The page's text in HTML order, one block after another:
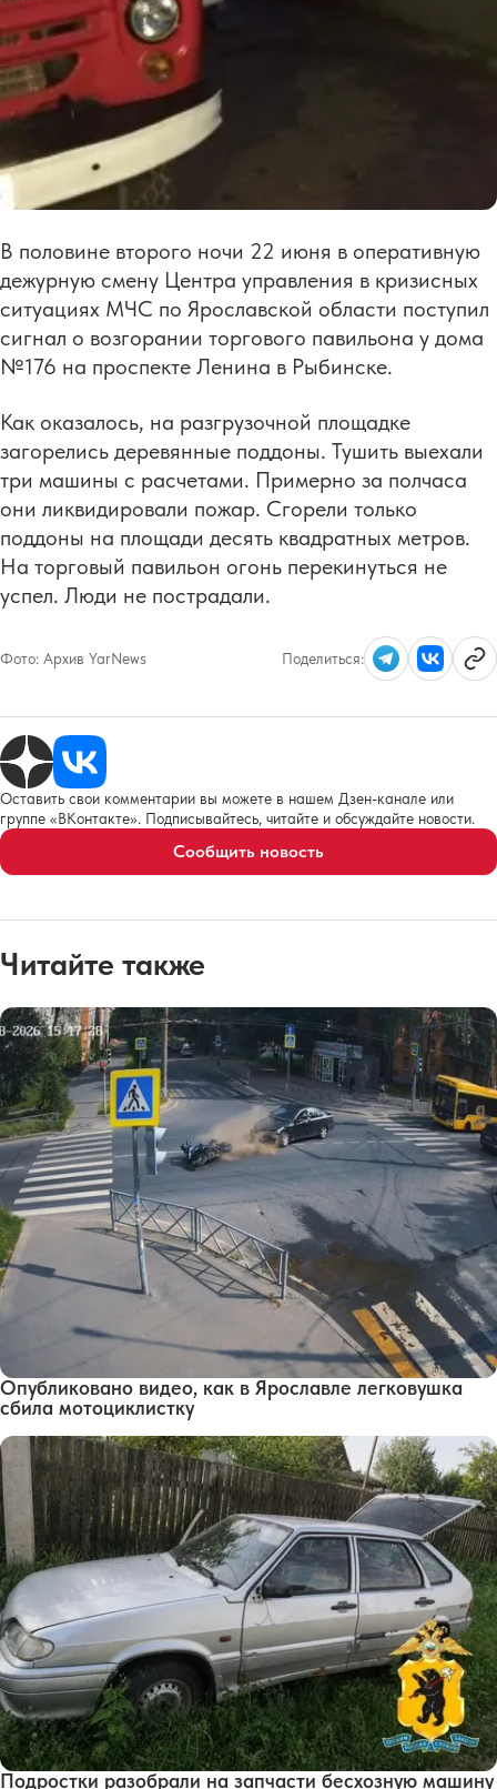
В половине второго ночи 22 июня в оперативную
дежурную смену Центра управления в кризисных
ситуациях МЧС по Ярославской области поступил
сигнал о возгорании торгового павильона у дома
№176 на проспекте Ленина в Рыбинске.
Как оказалось, на разгрузочной площадке
загорелись деревянные поддоны. Тушить выехали
три машины с расчетами. Примерно за полчаса
они ликвидировали пожар. Сгорели только
поддоны на площади десять квадратных метров.
На торговый павильон огонь перекинуться не
успел. Люди не пострадали.
Фото: Архив YarNews Поделиться:
Оставить свои комментарии вы можете в нашем Дзен-канале или
группе «ВКонтакте». Подписывайтесь, читайте и обсуждайте новости.
Сообщить новость
Читайте также
Опубликовано видео, как в Ярославле легковушка
сбила мотоциклистку
Подростки разобрали на запчасти бесхозную машину